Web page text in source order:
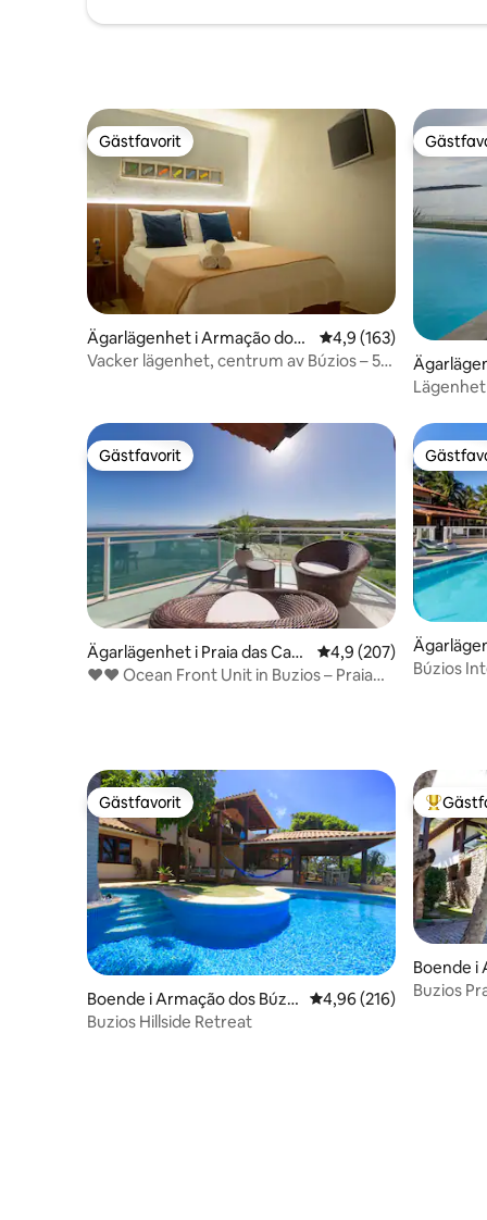
Gästfavorit
Gästfavorit
Ägarlägenhet i Armação dos
Búzios
4,9 av 5 i
4,9 (163)
Vacker lägenhet, centrum av Búzios – 5
Gästfavorit
Gästfavorit
Ägarlägenhet i Praia das Cara
velas
4,9 av 5 i
4,9 (207)
❤❤ Ocean Front Unit in Buzios – Praia
s Búzios
Búzios
Gästfavorit
Gästfavorit
Boende i Armação dos Búzio
s
4,96 av 5 i
4,96 (216)
Buzios Hillside Retreat
Boende i
s
Buzios